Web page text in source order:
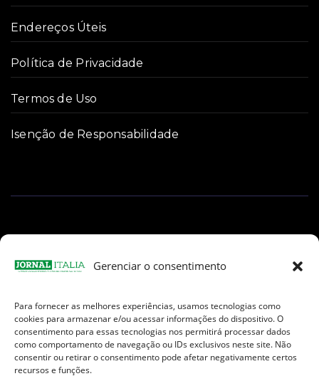
Gerenciar o consentimento
Para fornecer as melhores experiências, usamos tecnologias como
cookies para armazenar e/ou acessar informações do dispositivo. O
consentimento para essas tecnologias nos permitirá processar dados
como comportamento de navegação ou IDs exclusivos neste site. Não
consentir ou retirar o consentimento pode afetar negativamente certos
recursos e funções.
Endereços Úteis
Política de Privacidade
Termos de Uso
Isenção de Responsabilidade
Facebook
Instagram
TikTokYoutube
E-
mail